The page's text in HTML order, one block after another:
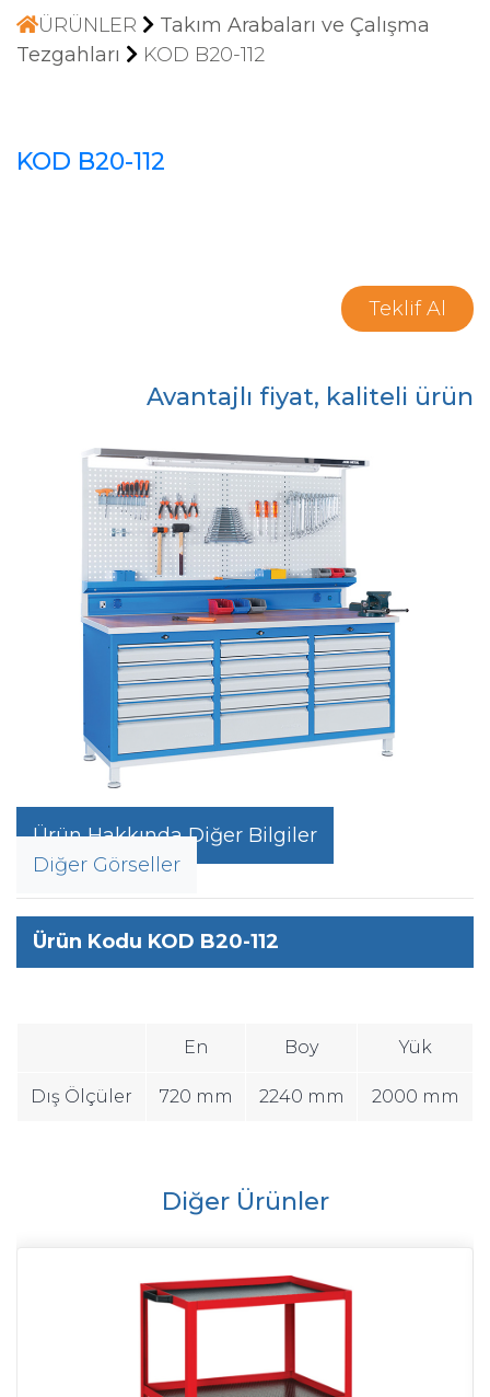
ÜRÜNLER
Takım Arabaları ve Çalışma
Tezgahları
KOD B20-112
KOD B20-112
Teklif Al
Avantajlı fiyat, kaliteli ürün
Ürün Hakkında Diğer Bilgiler
Diğer Görseller
Ürün Kodu KOD B20-112
En Boy Yük
Dış Ölçüler 720 mm 2240 mm 2000 mm
Diğer Ürünler